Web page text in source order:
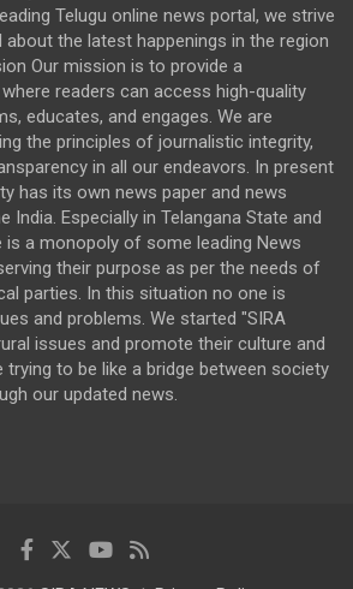
Telugu online news portal, we strive
the latest happenings in the region
Our mission is to provide a
readers can access high-quality
educates, and engages. We are
the principles of journalistic integrity,
in all our endeavors. In present
has its own news paper and news
India. Especially in Telangana State and
is a monopoly of some leading News
their purpose as per the needs of
parties. In this situation no one is
and problems. We started "SIRA
issues and promote their culture and
trying to be like a bridge between society
our updated news.